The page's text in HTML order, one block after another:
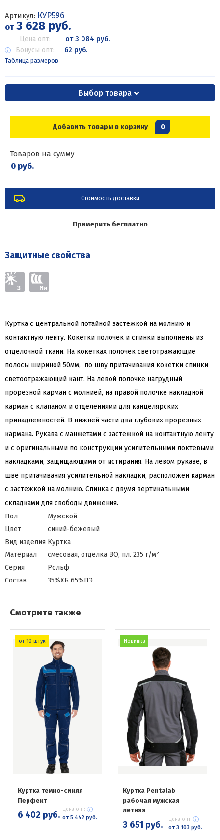
Артикул: КУР596
от3 628 руб.
Цена опт:
от 3 084 руб.
Бонусы опт:
62 руб.
Таблица размеров
Выбор товара
Добавить товары в корзину 0
Товаров на сумму
0 руб.
Стоимость доставки
Примерить бесплатно
Защитные свойства
Куртка с центральной потайной застежкой на молнию и
контактную ленту. Кокетки полочек и спинки выполнены из
отделочной ткани. На кокетках полочек светотражающие
полосы шириной 50мм, по шву притачивания кокетки спинки
светоотражающий кант. На левой полочке нагрудный
прорезной карман с молнией, на правой полочке накладной
карман с клапаном и отделениями для канцелярских
принадлежностей. В нижней части два глубоких прорезных
кармана. Рукава с манжетами с застежкой на контактную ленту
и с оригинальными по конструкции усилительными локтевыми
накладками, защищающими от истирания. На левом рукаве, в
шве притачивания усилительной накладки, расположен карман
с застежкой на молнию. Спинка с двумя вертикальными
складками для свободы движения.
Пол
Мужской
Цвет
синий-бежевый
Вид изделия Куртка
Материал
смесовая, отделка ВО, пл. 235 г/м²
Серия
Рольф
Состав
35%ХБ 65%ПЭ
Смотрите также
от 10 штук
Куртка темно-синяя
Перфект
6 402 руб. Цена опт:
от 5 442 руб.
Новинка
Куртка Pentalab
рабочая мужская
летняя
3 651 руб. Цена опт:
от 3 103 руб.